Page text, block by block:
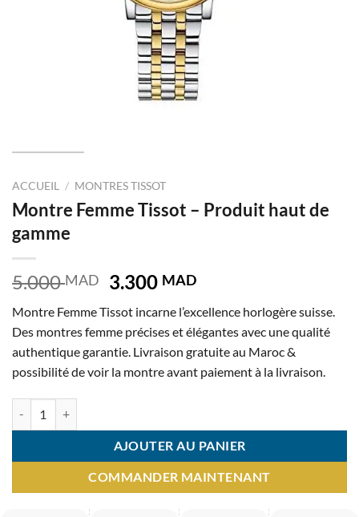
ACCUEIL / MONTRES TISSOT
Montre Femme Tissot – Produit haut de
gamme
5.000MAD
Le
initial
était :
5.000 MAD.
3.300 MADLe
actuel
est :
3.300 MAD.
Montre Femme Tissot incarne l’excellence horlogère suisse.
Des montres femme précises et élégantes avec une qualité
authentique garantie. Livraison gratuite au Maroc &
possibilité de voir la montre avant paiement à la livraison.
AJOUTER AU PANIER
COMMANDER MAINTENANT